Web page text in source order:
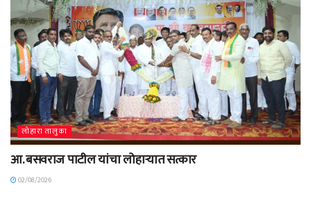
लोहारा तालुका
आ. बसवराज पाटील यांचा लोहाऱ्यात सत्कार
02/08/2026